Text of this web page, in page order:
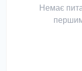
Немає